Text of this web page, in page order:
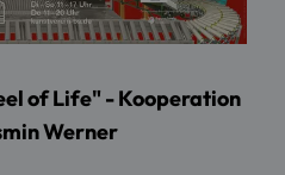
of Life" - Kooperation
Werner